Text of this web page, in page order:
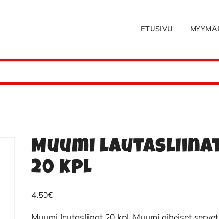
ETUSIVU
Muumi
20 kpl
4.50€
Muumi lautasliinat 20 kpl, Muumi aiheiset